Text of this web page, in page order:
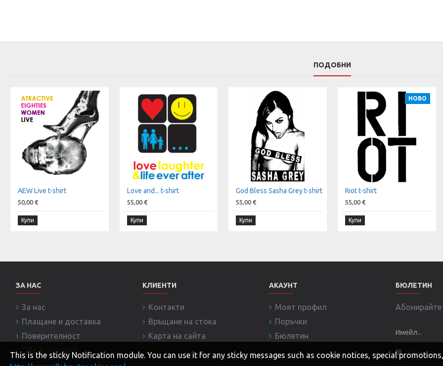
ПОДОБНИ
AEW Live t-shirt
50,00 €
Купи
Love and... t-shirt
55,00 €
Купи
God Bless Sasha Grey t-shirt
55,00 €
Купи
НОВО
Riot t-shirt
55,00 €
Купи
ЗА НАС
За нас
Плащане и доставка
Поверителност
Общи условия
КЛИЕНТИ
Контакти
Връщане на стока
Карта на сайта
АКАУНТ
Моят профил
Поръчки
Бюлетин
БЮЛЕТИН
Абонирайте
Прочел съм
This is the sticky Notification module. You can use it for any sticky messages such as cookie notices, special